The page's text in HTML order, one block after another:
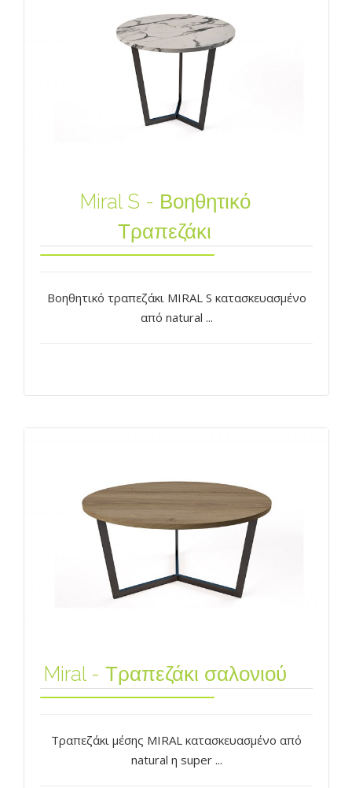
Miral S - Βοηθητικό
Τραπεζάκι
Βοηθητικό τραπεζάκι MIRAL S κατασκευασμένο
από natural ...
Miral - Τραπεζάκι σαλονιού
Τραπεζάκι μέσης MIRAL κατασκευασμένο από
natural η super ...